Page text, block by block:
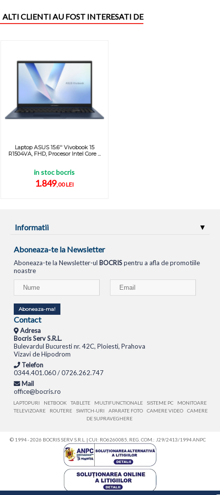
ALTI CLIENTI AU FOST INTERESATI DE
Laptop ASUS 15.6'' Vivobook 15
R1504VA, FHD, Procesor Intel Core ...
in stoc bocris
1.849,00 LEI
Informatii
Aboneaza-te la Newsletter
Aboneaza-te la Newsletter-ul BOCRISpentru a afla de promotiile
noastre
Aboneaza-ma!
Contact
Adresa
Bocris Serv S.R.L.
Bulevardul Bucuresti nr. 42C, Ploiesti, Prahova
Vizavi de Hipodrom
Telefon
0344.401.060 / 0726.262.747
Mail
office@bocris.ro
LAPTOPURI NETBOOK TABLETE MULTIFUNCTIONALE SISTEME PC
MONITOARE
TELEVIZOARE
ROUTERE SWITCH-URI APARATE FOTO CAMERE VIDEO
CAMERE
DE SUPRAVEGHERE
© 1994 - 2026 BOCRIS SERV S.R.L. | CUI: RO6260085, REG. COM.: J29/2413/1994ANPC